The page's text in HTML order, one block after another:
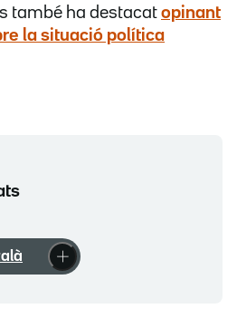
també ha destacat opinant
la situació política